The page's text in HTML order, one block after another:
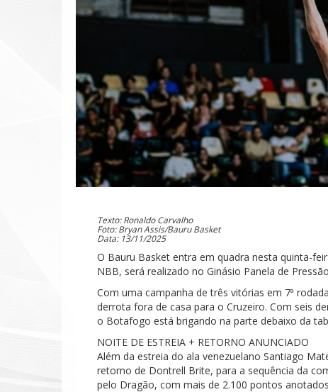
Texto: Ronaldo Carvalho
Foto: Bryan Assis/Bauru Basket
Data: 13/11/2025
O Bauru Basket entra em quadra nesta quinta-
NBB, será realizado no Ginásio Panela de
Com uma campanha de três vitórias em 7ª
derrota fora de casa para o Cruzeiro. Com seis
o Botafogo está brigando na parte debaixo da
NOITE DE ESTREIA + RETORNO ANUNCIADO
Além da estreia do ala venezuelano Santiago
retorno de Dontrell Brite, para a sequência da
pelo Dragão, com mais de 2.100 pontos